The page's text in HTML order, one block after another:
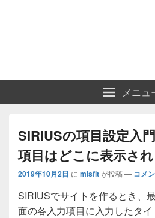
メニュ
SIRIUSの項目設定入
項目はどこに表示さ
2019年10月2日 に misfitが投稿 — コメ
SIRIUSでサイトを作るとき、
面の各入力項目に入力したタ